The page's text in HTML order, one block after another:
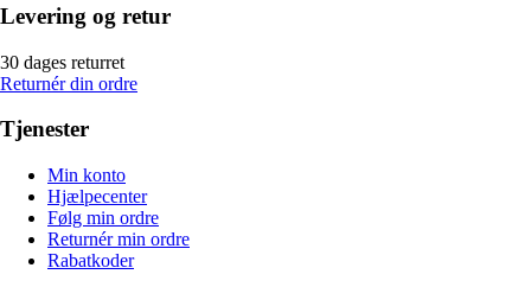
Levering og retur
30 dages returret
Returnér din ordre
Tjenester
Min konto
Hjælpecenter
Følg min ordre
Returnér min ordre
Rabatkoder